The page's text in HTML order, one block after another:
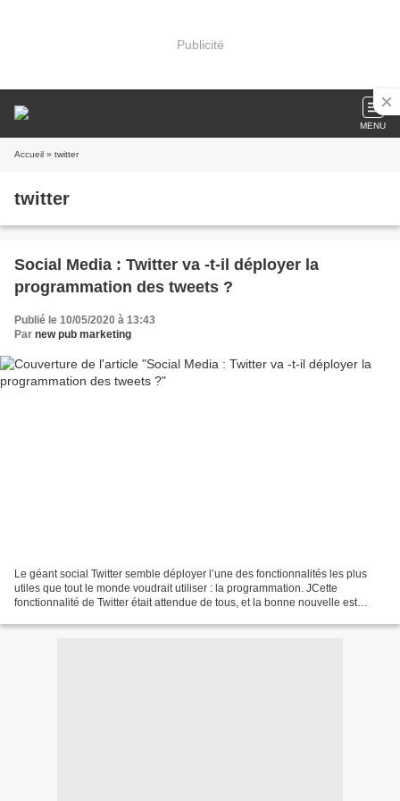
Publicité
MENU
Accueil » twitter
twitter
Social Media : Twitter va -t-il déployer la
programmation des tweets ?
Publié le 10/05/2020 à 13:43
Par new pub marketing
Le géant social Twitter semble déployer l’une des fonctionnalités les plus
utiles que tout le monde voudrait utiliser : la programmation. JCette
fonctionnalité de Twitter était attendue de tous, et la bonne nouvelle est